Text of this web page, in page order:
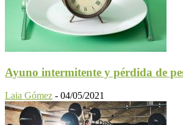
Ayuno intermitente y pérdida de
Laia Gómez - 04/05/2021